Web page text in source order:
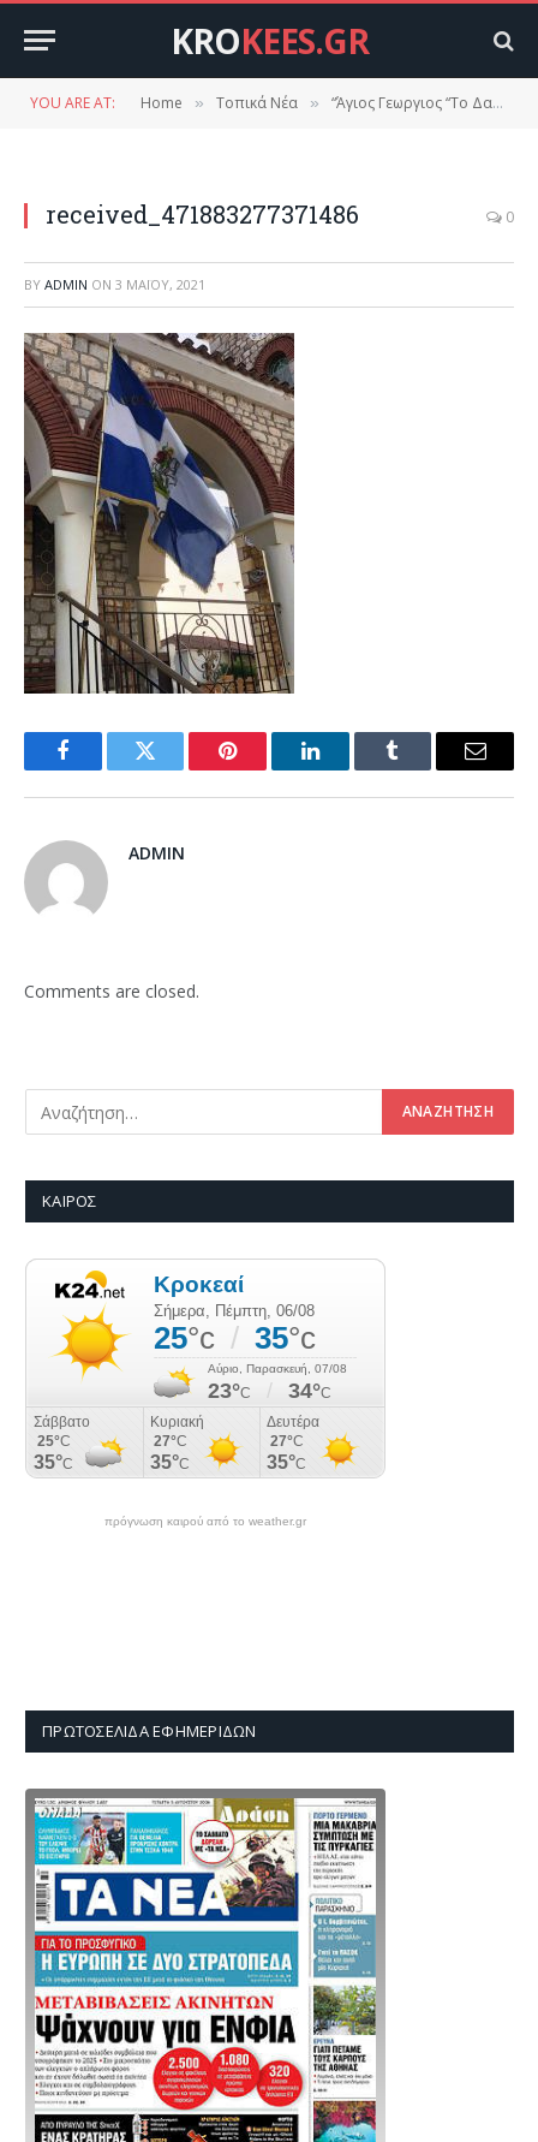
KROKEES.GR
YOU ARE AT: Home » Τοπικά Νέα » “Άγιος Γεωργιος “Το Δαφνί γιόρτασε τον πολιούχο του.
received_471883277371486 0
BY ADMIN ON 3 ΜΑΪ́ΟΥ, 2021
FacebookTwitter Pinterest LinkedInTumblr Email
ADMIN
Comments are closed.
ΚΑΙΡΌΣ
πρόγνωση καιρού από το weather.gr
ΠΡΩΤΟΣΈΛΙΔΑ ΕΦΗΜΕΡΊΔΩΝ